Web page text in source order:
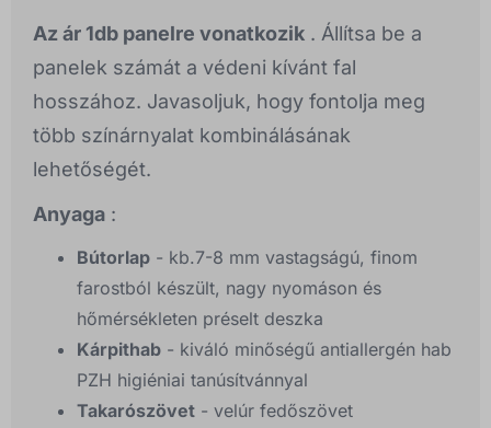
Az ár 1db panelre vonatkozik . Állítsa be a
panelek számát a védeni kívánt fal
hosszához. Javasoljuk, hogy fontolja meg
több színárnyalat kombinálásának
lehetőségét.
Anyaga :
Bútorlap - kb.7-8 mm vastagságú, finom
farostból készült, nagy nyomáson és
hőmérsékleten préselt deszka
Kárpithab - kiváló minőségű antiallergén hab
PZH higiéniai tanúsítvánnyal
Takarószövet - velúr fedőszövet